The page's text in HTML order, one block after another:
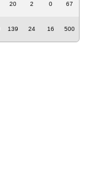
20 2 0 67
139 24 16 500